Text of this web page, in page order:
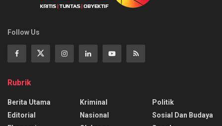
Follow Us
Rubrik
Berita Utama
Editorial
Kriminal
Nasional
Politik
Sosial Dan Budaya